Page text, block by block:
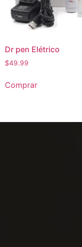
Dr pen Elétrico
$49.99
Comprar